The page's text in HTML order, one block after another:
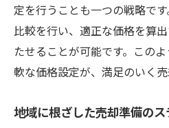
定を行うことも一つの戦略で
比較を行い、適正な価格を算
たせることが可能です。この
軟な価格設定が、満足のいく売
地域に根ざした売却準備の